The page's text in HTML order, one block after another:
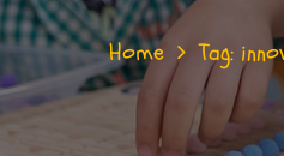
Home Tag: